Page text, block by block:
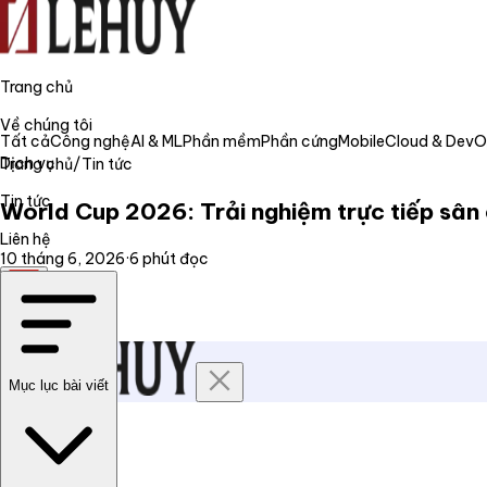
Trang chủ
Về chúng tôi
Dịch vụ
Tin tức
Liên hệ
Trang chủ
Về chúng tôi
Tất cảCông nghệAI & MLPhần mềmPhần cứngMobileCloud &
Trang chủ/Tin tức
World Cup 2026: Trải nghiệm trực tiếp
10 tháng 6, 2026·6 phút đọc
Mục lục bài viết